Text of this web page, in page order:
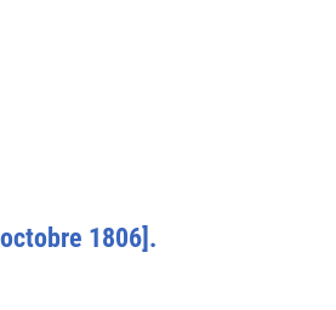
1806].